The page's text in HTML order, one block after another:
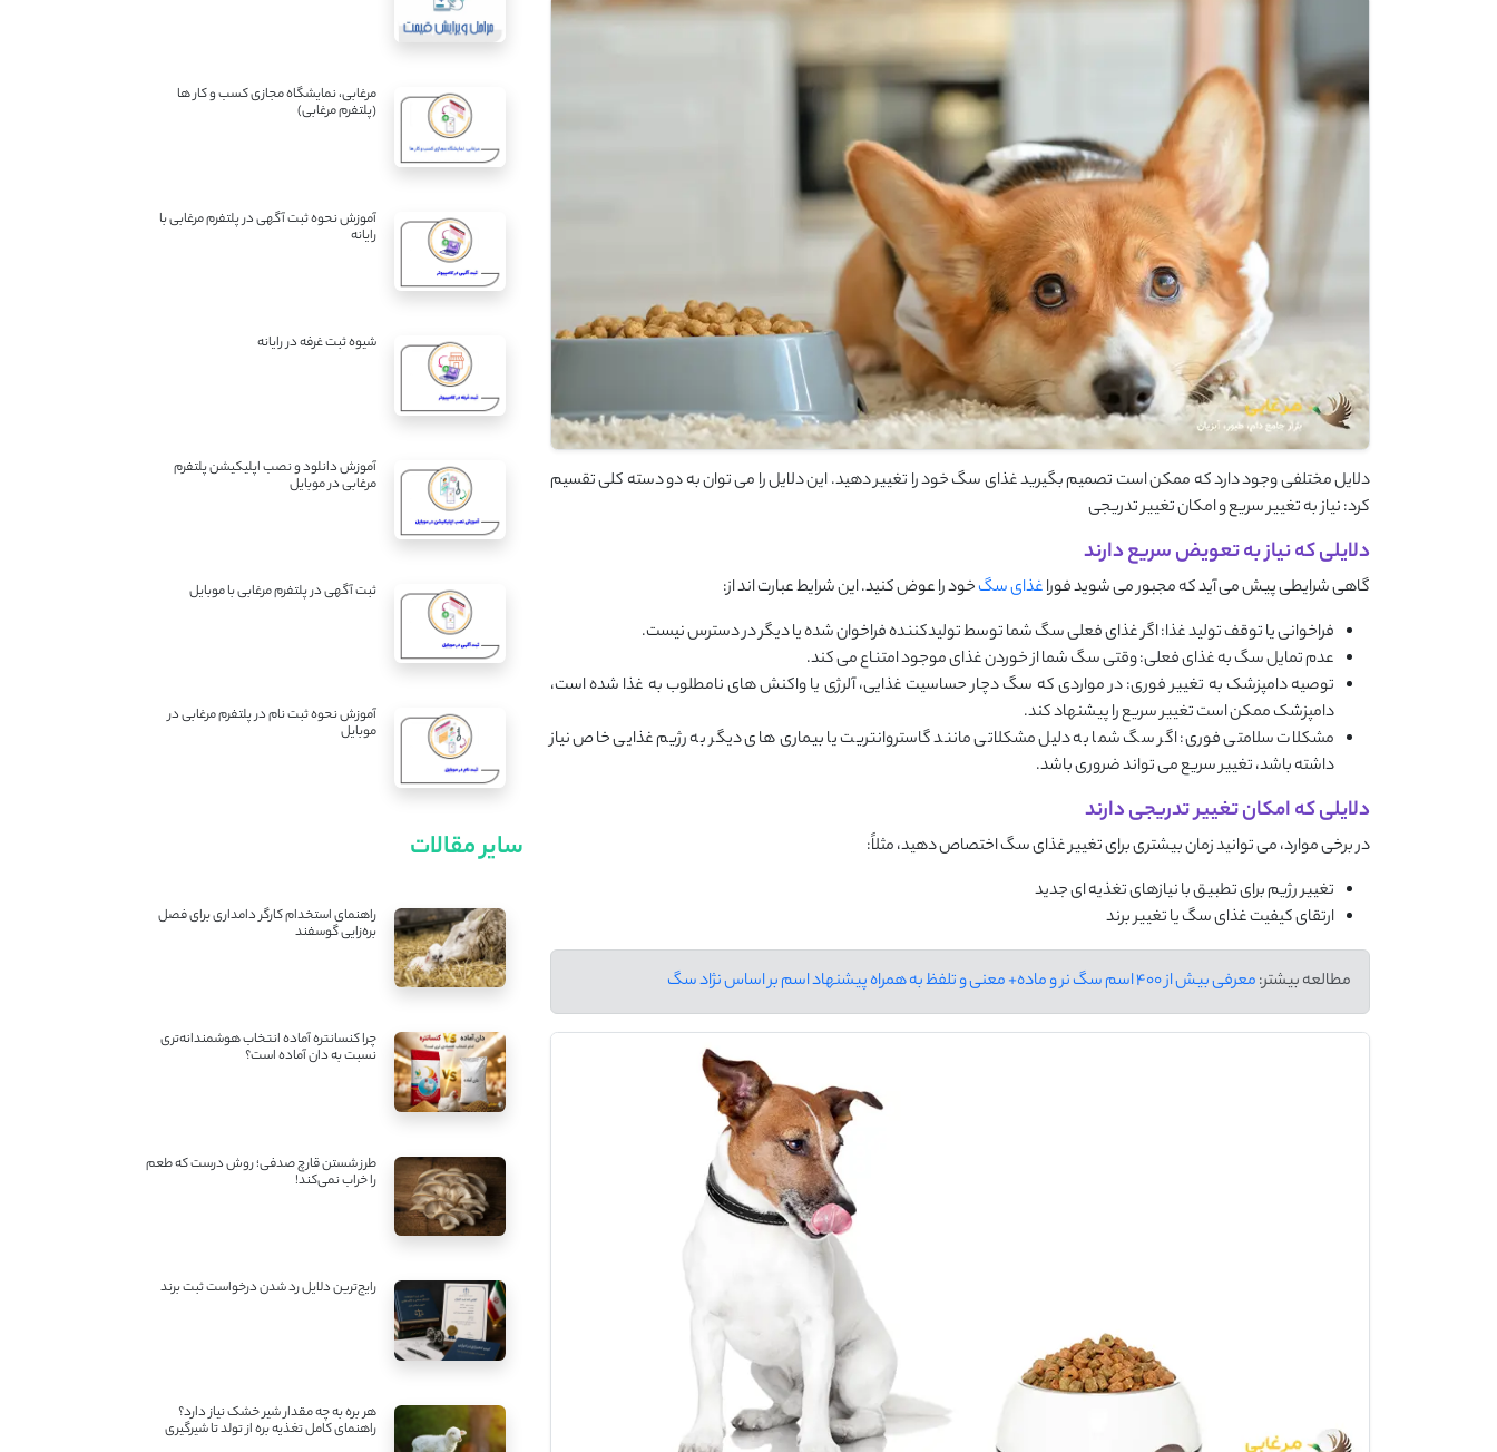
دلایل مختلفی وجود دارد که ممکن است تصمیم بگیرید غذای سگ خود را تغییر دهید. این دلایل را می ‌توان به دو دسته کلی تقسیم
کرد: نیاز به تغییر سریع و امکان تغییر تدریجی
دلایلی که نیاز به تعویض سریع دارند
گاهی شرایطی پیش می ‌آید که مجبور می ‌شوید فوراغذای سگخود را عوض کنید. این شرایط عبارت ‌اند از:
فراخوانی یا توقف تولید غذا: اگر غذای فعلی سگ شما توسط تولیدکننده فراخوان شده یا دیگر در دسترس نیست.
عدم تمایل سگ به غذای فعلی: وقتی سگ شما از خوردن غذای موجود امتناع می‌ کند.
توصیه دامپزشک به تغییر فوری: در مواردی که سگ دچار حساسیت غذایی، آلرژی یا واکنش ‌های نامطلوب به غذا شده است،
دامپزشک ممکن است تغییر سریع را پیشنهاد کند.
مشکلات سلامتی فوری: اگر سگ شما به دلیل مشکلاتی مانند گاستروانتریت یا بیماری‌ های دیگر به رژیم غذایی خاص نیاز
داشته باشد، تغییر سریع می‌ تواند ضروری باشد.
دلایلی که امکان تغییر تدریجی دارند
در برخی موارد، می ‌توانید زمان بیشتری برای تغییر غذای سگ اختصاص دهید، مثلاً:
تغییر رژیم برای تطبیق با نیازهای تغذیه ‌ای جدید
ارتقای کیفیت غذای سگ یا تغییر برند
مطالعه بیشتر:معرفی بیش از 400 اسم سگ نر و ماده+ معنی و تلفظ به همراه پیشنهاد اسم بر اساس نژاد سگ
مرغابی، نمایشگاه مجازی کسب و کار ها
(پلتفرم مرغابی)
آموزش نحوه ثبت آگهی در پلتفرم مرغابی با
رایانه
شیوه ثبت غرفه در رایانه
آموزش دانلود و نصب اپلیکیشن پلتفرم
مرغابی در موبایل
ثبت آگهی در پلتفرم مرغابی با موبایل
آموزش نحوه ثبت نام در پلتفرم مرغابی در
موبایل
سایر مقالات
راهنمای استخدام کارگر دامداری برای فصل
بره‌زایی گوسفند
چرا کنسانتره آماده انتخاب هوشمندانه‌تری
نسبت به دان آماده است؟
طرز شستن قارچ صدفی؛ روش درست که طعم
را خراب نمی‌کند!
رایج‌ترین دلایل رد شدن درخواست ثبت برند
هر بره به چه مقدار شیر خشک نیاز دارد؟
راهنمای کامل تغذیه بره از تولد تا شیرگیری